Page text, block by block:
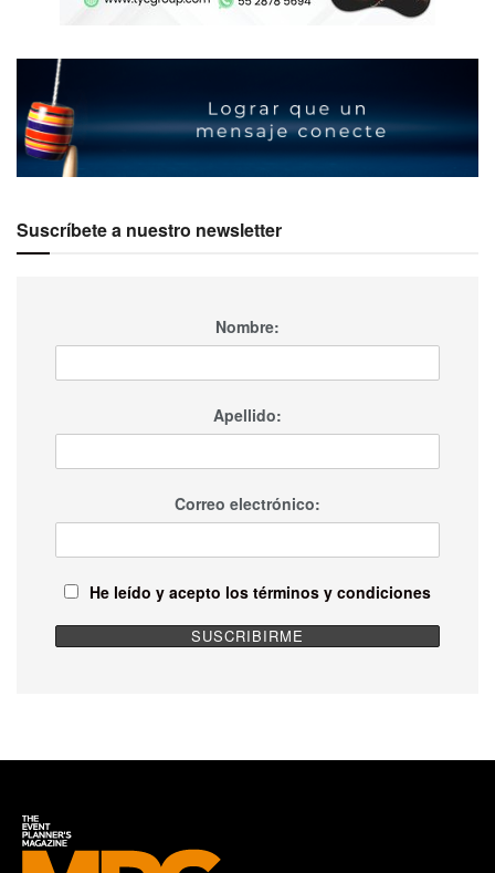
Suscríbete a nuestro newsletter
Nombre:
Apellido:
Correo electrónico:
He leído y acepto los términos y condiciones